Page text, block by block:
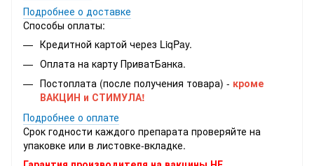
Подробнее о доставке
Способы оплаты:
Кредитной картой через LiqPay.
Оплата на карту ПриватБанка.
Постоплата (после получения товара) - кроме
ВАКЦИН и СТИМУЛА!
Подробнее о оплате
Срок годности каждого препарата проверяйте на
упаковке или в листовке-вкладке.